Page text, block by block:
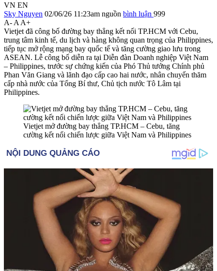
VN EN
Sky Nguyen 02/06/26 11:23am nguồn bình luận 999
A- A A+
Vietjet đã công bố đường bay thẳng kết nối TP.HCM với Cebu,
trung tâm kinh tế, du lịch và hàng không quan trọng của Philippines,
tiếp tục mở rộng mạng bay quốc tế và tăng cường giao lưu trong
ASEAN. Lễ công bố diễn ra tại Diễn đàn Doanh nghiệp Việt Nam
– Philippines, trước sự chứng kiến của Phó Thủ tướng Chính phủ
Phan Văn Giang và lãnh đạo cấp cao hai nước, nhân chuyến thăm
cấp nhà nước của Tổng Bí thư, Chủ tịch nước Tô Lâm tại
Philippines.
Vietjet mở đường bay thẳng TP.HCM – Cebu, tăng
cường kết nối chiến lược giữa Việt Nam và Philippines